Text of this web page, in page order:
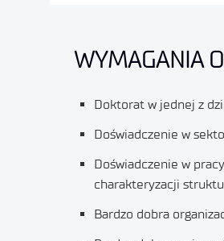
WYMAGANIA
Doktorat w jednej z
Doświadczenie w
Doświadczenie w
charakteryzacji
Bardzo dobra